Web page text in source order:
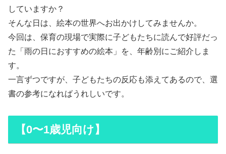
していますか？
そんな日は、絵本の世界へお出かけしてみませんか。
今回は、保育の現場で実際に子どもたちに読んで好評だっ
た「雨の日におすすめの絵本」を、年齢別にご紹介しま
す。
一言ずつですが、子どもたちの反応も添えてあるので、選
書の参考になればうれしいです。
【0〜1歳児向け】